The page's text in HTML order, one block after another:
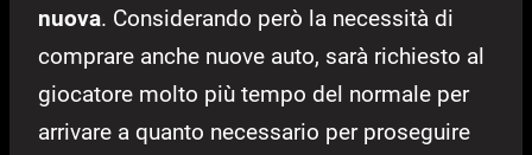
nuova. Considerando però la necessità di
comprare anche nuove auto, sarà richiesto al
giocatore molto più tempo del normale per
arrivare a quanto necessario per proseguire